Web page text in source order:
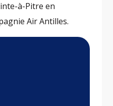
à-Pitre en
Air Antilles.